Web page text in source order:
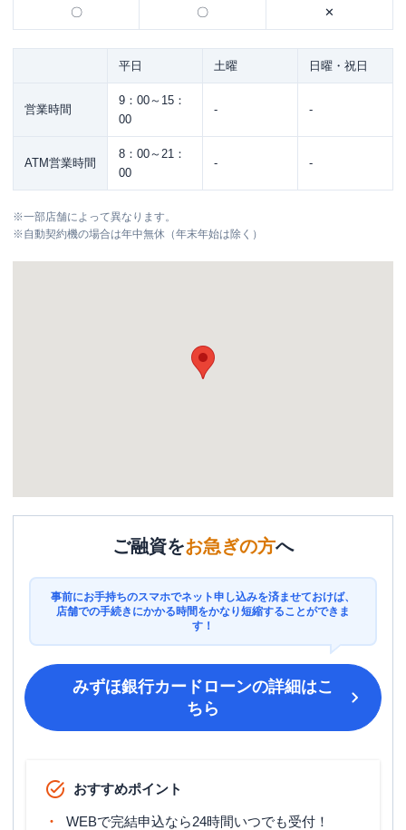
〇 〇 ✕
平日 土曜 日曜・祝日
営業時間
9：00～15：
00
- -
ATM営業時間
8：00～21：
00
- -
※一部店舗によって異なります。
※自動契約機の場合は年中無休（年末年始は除く）
ご融資をお急ぎの方へ
事前にお手持ちのスマホでネット申し込みを済ませておけば、
店舗での手続きにかかる時間をかなり短縮することができま
す！
みずほ銀行カードローンの詳細はこ
ちら
おすすめポイント
WEBで完結申込なら24時間いつでも受付！